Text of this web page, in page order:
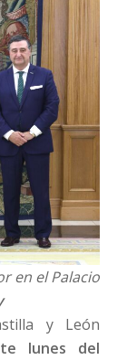
en el Palacio
y León
lunes del